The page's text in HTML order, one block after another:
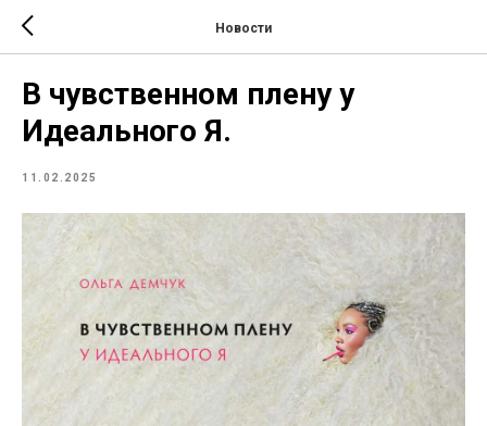
Новости
В чувственном плену у
Идеального Я.
11.02.2025